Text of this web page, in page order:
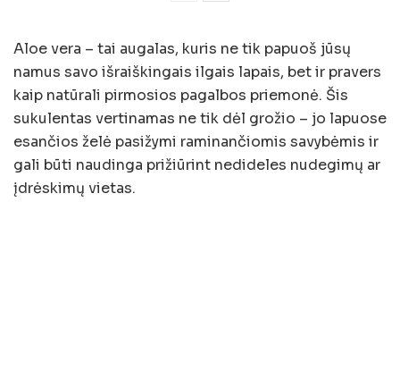
Aloe vera – tai augalas, kuris ne tik papuoš jūsų
namus savo išraiškingais ilgais lapais, bet ir pravers
kaip natūrali pirmosios pagalbos priemonė. Šis
sukulentas vertinamas ne tik dėl grožio – jo lapuose
esančios želė pasižymi raminančiomis savybėmis ir
gali būti naudinga prižiūrint nedideles nudegimų ar
įdrėskimų vietas.